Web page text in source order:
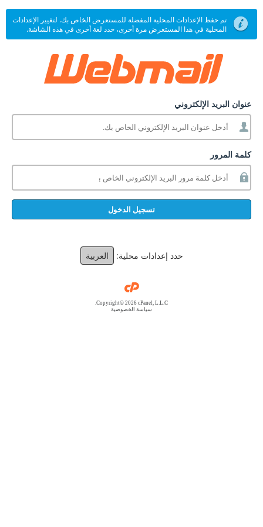
تم حفظ الإعدادات المحلية المفضلة للمستعرض الخاص بك. لتغيير الإعدادات
المحلية في هذا المستعرض مرة أخرى، حدد لغة أخرى في هذه الشاشة.
عنوان البريد الإلكتروني
كلمة المرور
تسجيل الدخول
حدد إعدادات محلية: العربية
Copyright© 2026 cPanel, L.L.C.
سياسة الخصوصية